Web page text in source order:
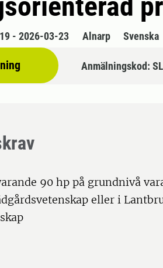
- 2026-03-23 Alnarp Svenska
Anmälningskod:
90 hp på grundnivå
eller i